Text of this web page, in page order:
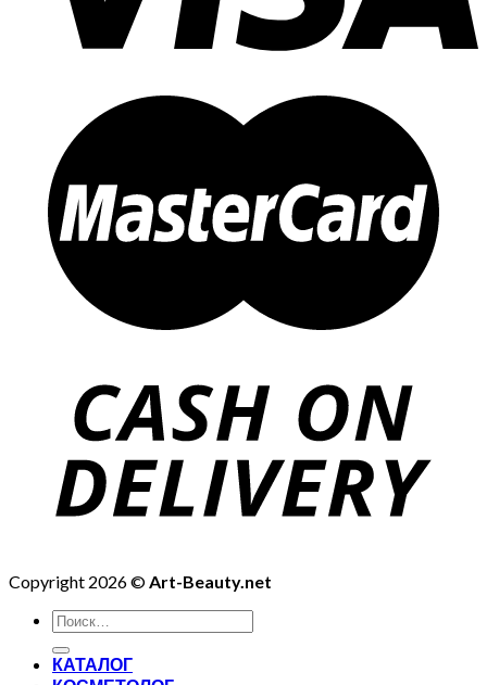
Copyright 2026 © Art-Beauty.net
Искать:
КАТАЛОГ